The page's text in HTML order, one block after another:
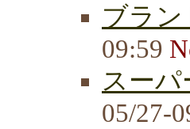
ブラ
09:59
スーパ
05/27-